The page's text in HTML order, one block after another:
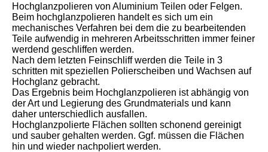
Hochglanzpolieren von Aluminium Teilen oder Felgen.
Beim hochglanzpolieren handelt es sich um ein
mechanisches Verfahren bei dem die zu bearbeitenden
Teile aufwendig in mehreren Arbeitsschritten immer feiner
werdend geschliffen werden.
Nach dem letzten Feinschliff werden die Teile in 3
schritten mit speziellen Polierscheiben und Wachsen auf
Hochglanz gebracht.
Das Ergebnis beim Hochglanzpolieren ist abhängig von
der Art und Legierung des Grundmaterials und kann
daher unterschiedlich ausfallen.
Hochglanzpolierte Flächen sollten schonend gereinigt
und sauber gehalten werden. Ggf. müssen die Flächen
hin und wieder nachpoliert werden.